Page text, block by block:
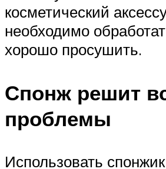
косметический
необходимо
хорошо просушить.
Спонж решит
проблемы
Использовать